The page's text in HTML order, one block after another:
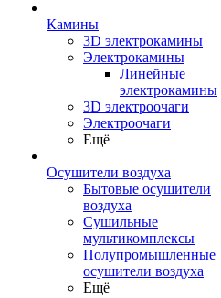
Камины
3D электрокамины
Электрокамины
Линейные
электрокамины
3D электроочаги
Электроочаги
Ещё
Осушители воздуха
Бытовые осушители
воздуха
Сушильные
мультикомплексы
Полупромышленные
осушители воздуха
Ещё